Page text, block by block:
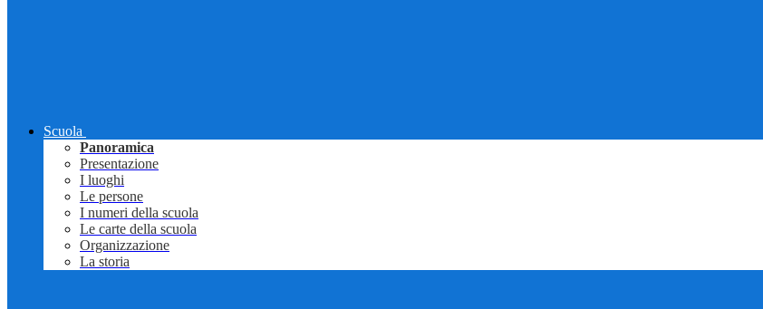
Scuola
Panoramica
Presentazione
I luoghi
Le persone
I numeri della scuola
Le carte della scuola
Organizzazione
La storia